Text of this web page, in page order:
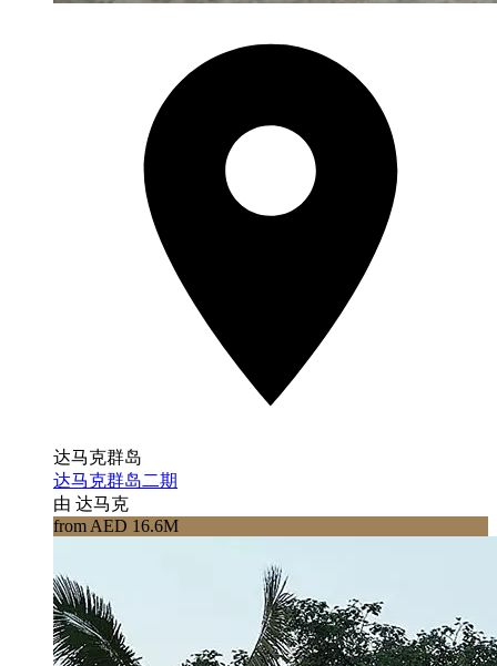
达马克群岛
达马克群岛二期
由 达马克
from AED 16.6M